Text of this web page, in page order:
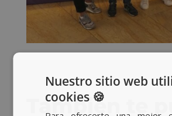
También te
Nuestro sitio web
cookies 🍪